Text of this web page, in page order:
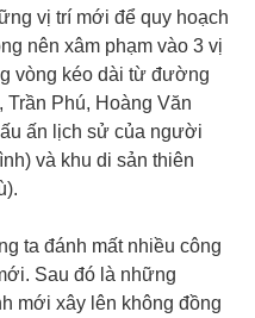
vị trí mới để quy hoạch
nên xâm phạm vào 3 vị
vòng kéo dài từ đường
Phú, Hoàng Văn
ấn lịch sử của người
và khu di sản thiên
ta đánh mất nhiều công
Sau đó là những
mới xây lên không đồng